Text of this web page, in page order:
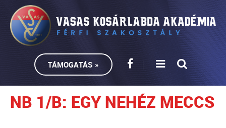
TÁMOGATÁS »
NB 1/B: EGY NEHÉZ MECCS